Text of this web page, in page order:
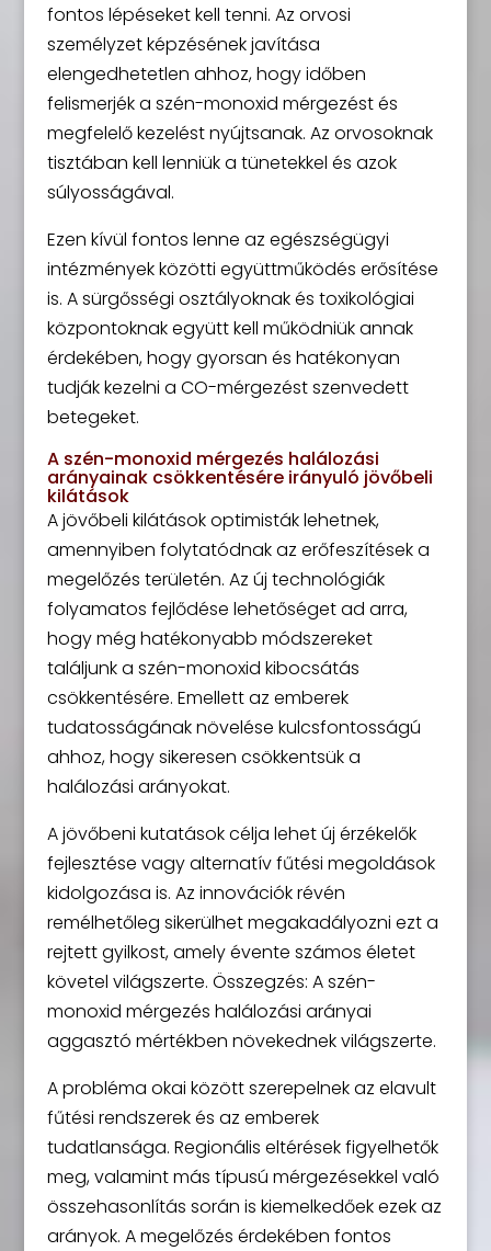
fontos lépéseket kell tenni. Az orvosi
személyzet képzésének javítása
elengedhetetlen ahhoz, hogy időben
felismerjék a szén-monoxid mérgezést és
megfelelő kezelést nyújtsanak. Az orvosoknak
tisztában kell lenniük a tünetekkel és azok
súlyosságával.
Ezen kívül fontos lenne az egészségügyi
intézmények közötti együttműködés erősítése
is. A sürgősségi osztályoknak és toxikológiai
központoknak együtt kell működniük annak
érdekében, hogy gyorsan és hatékonyan
tudják kezelni a CO-mérgezést szenvedett
betegeket.
A szén-monoxid mérgezés halálozási
arányainak csökkentésére irányuló jövőbeli
kilátások
A jövőbeli kilátások optimisták lehetnek,
amennyiben folytatódnak az erőfeszítések a
megelőzés területén. Az új technológiák
folyamatos fejlődése lehetőséget ad arra,
hogy még hatékonyabb módszereket
találjunk a szén-monoxid kibocsátás
csökkentésére. Emellett az emberek
tudatosságának növelése kulcsfontosságú
ahhoz, hogy sikeresen csökkentsük a
halálozási arányokat.
A jövőbeni kutatások célja lehet új érzékelők
fejlesztése vagy alternatív fűtési megoldások
kidolgozása is. Az innovációk révén
remélhetőleg sikerülhet megakadályozni ezt a
rejtett gyilkost, amely évente számos életet
követel világszerte. Összegzés: A szén-
monoxid mérgezés halálozási arányai
aggasztó mértékben növekednek világszerte.
A probléma okai között szerepelnek az elavult
fűtési rendszerek és az emberek
tudatlansága. Regionális eltérések figyelhetők
meg, valamint más típusú mérgezésekkel való
összehasonlítás során is kiemelkedőek ezek az
arányok. A megelőzés érdekében fontos